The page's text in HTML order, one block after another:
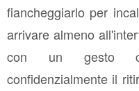
fiancheggiarlo per
arrivare almeno
con un gesto
confidenzialmente il